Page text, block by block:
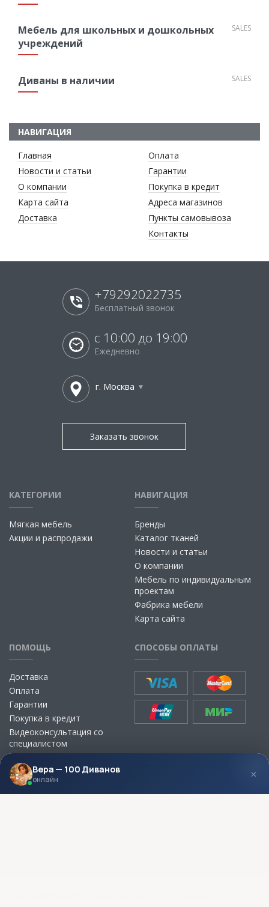
SALES
Мебель для школьных и дошкольных
учреждений
SALES
Диваны в наличии
НАВИГАЦИЯ
Главная
Новости и статьи
О компании
Карта сайта
Доставка
Оплата
Гарантии
Покупка в кредит
Адреса магазинов
Пункты самовывоза
Контакты
+79292022735
Бесплатный звонок
с 10:00 до 19:00
Ежедневно
г. Москва
Заказать звонок
КАТЕГОРИИ
Мягкая мебель
Акции и распродажи
НАВИГАЦИЯ
Бренды
Каталог тканей
Новости и статьи
О компании
Мебель по индивидуальным
проектам
Фабрика мебели
Карта сайта
ПОМОЩЬ
Доставка
Оплата
Гарантии
Покупка в кредит
Видеоконсультация со
специалистом
Выбор ткани для мебели без
визита в магазин
СПОСОБЫ ОПЛАТЫ
МЫ В СОЦСЕТЯХ КОНТАКТЫ
Вера — 100 Диванов
онлайн ×